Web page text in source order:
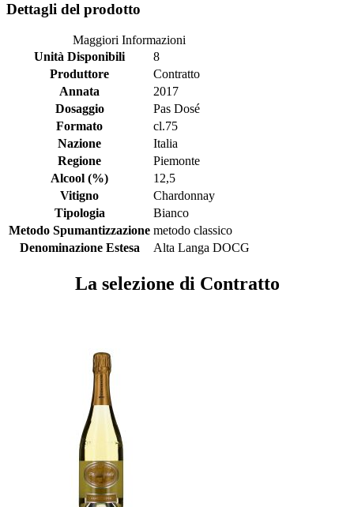
Dettagli del prodotto
Maggiori Informazioni
Unità Disponibili
8
Produttore
Contratto
Annata
2017
Dosaggio
Pas Dosé
Formato
cl.75
Nazione
Italia
Regione
Piemonte
Alcool (%)
12,5
Vitigno
Chardonnay
Tipologia
Bianco
Metodo Spumantizzazione metodo classico
Denominazione Estesa
Alta Langa DOCG
La selezione di Contratto